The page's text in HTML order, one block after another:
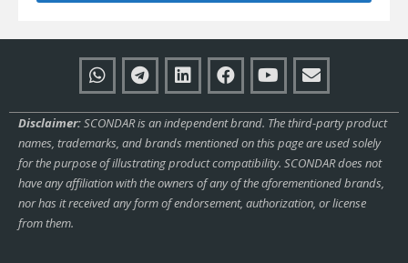
Disclaimer:SCONDAR is an independent brand. The third-party product
names, trademarks, and brands mentioned on this page are used solely
for the purpose of illustrating product compatibility. SCONDAR does not
have any affiliation with the owners of any of the aforementioned brands,
nor has it received any form of endorsement, authorization, or license
from them.